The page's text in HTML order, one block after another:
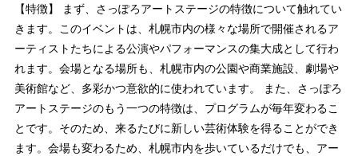
【特徴】 まず、さっぽろアートステージの特徴について触れてい
きます。このイベントは、札幌市内の様々な場所で開催されるア
ーティストたちによる公演やパフォーマンスの集大成として行わ
れます。会場となる場所も、札幌市内の公園や商業施設、劇場や
美術館など、多彩かつ意欲的に使われています。 また、さっぽろ
アートステージのもう一つの特徴は、プログラムが毎年変わるこ
とです。そのため、来るたびに新しい芸術体験を得ることができ
ます。会場も変わるため、札幌市内を歩いているだけでも、アー